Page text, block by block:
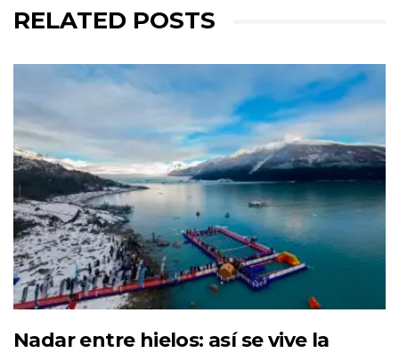
RELATED POSTS
Nadar entre hielos: así se vive la